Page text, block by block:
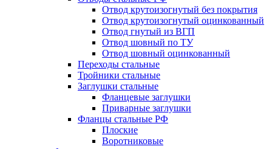
Отвод крутоизогнутый без покрытия
Отвод крутоизогнутый оцинкованный
Отвод гнутый из ВГП
Отвод шовный по ТУ
Отвод шовный оцинкованный
Переходы стальные
Тройники стальные
Заглушки стальные
Фланцевые заглушки
Приварные заглушки
Фланцы стальные РФ
Плоские
Воротниковые